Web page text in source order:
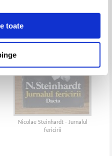
toate
Nicolae Steinhardt - Jurnalul
fericirii